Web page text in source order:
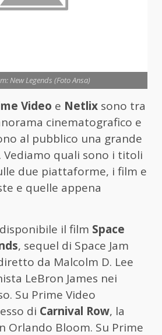
New Legends (Foto Ansa)
Video e Netlix sono tra
cinematografico e
al pubblico una grande
Vediamo quali sono i titoli
due piattaforme, i film e
e quelle appena
il film Space
, sequel di Space Jam
da Malcolm D. Lee
LeBron James nei
Su Prime Video
di Carnival Row, la
Orlando Bloom. Su Prime